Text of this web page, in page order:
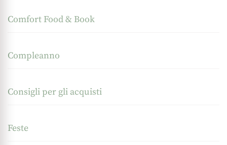
Comfort Food & Book
Compleanno
Consigli per gli acquisti
Feste